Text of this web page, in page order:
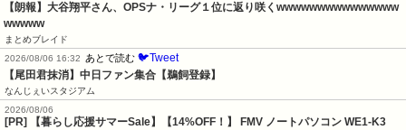
【朗報】大谷翔平さん、OPSナ・リーグ１位に返り咲くwwwwwwwwwwwwwww
wwwww
まとめブレイド
2026/08/06 16:32
あとで読む 🐦Tweet
【尾田君抹消】中日ファン集合【鵜飼登録】
なんじぇいスタジアム
2026/08/06
[PR] 【暮らし応援サマーSale】【14%OFF！】 FMV ノートパソコン WE1-K3